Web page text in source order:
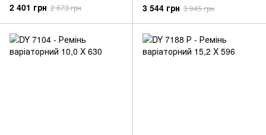
2 401 грн 2 673 грн 3 544 грн 3 945 грн